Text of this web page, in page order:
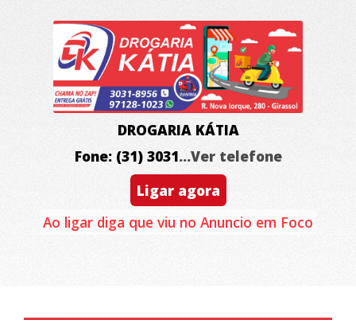
DROGARIA KÁTIA
Fone: (31) 3031...Ver telefone
Ligar agora
Ao ligar diga que viu no Anuncio em Foco